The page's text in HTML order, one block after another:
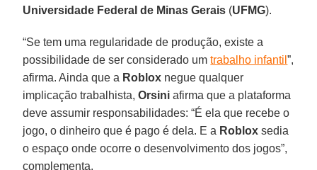
Universidade Federal de Minas Gerais (UFMG).
“Se tem uma regularidade de produção, existe a
possibilidade de ser considerado umtrabalho infantil”,
afirma. Ainda que a Roblox negue qualquer
implicação trabalhista,Orsini afirma que a plataforma
deve assumir responsabilidades: “É ela que recebe o
jogo, o dinheiro que é pago é dela. E a Roblox sedia
o espaço onde ocorre o desenvolvimento dos jogos”,
complementa.